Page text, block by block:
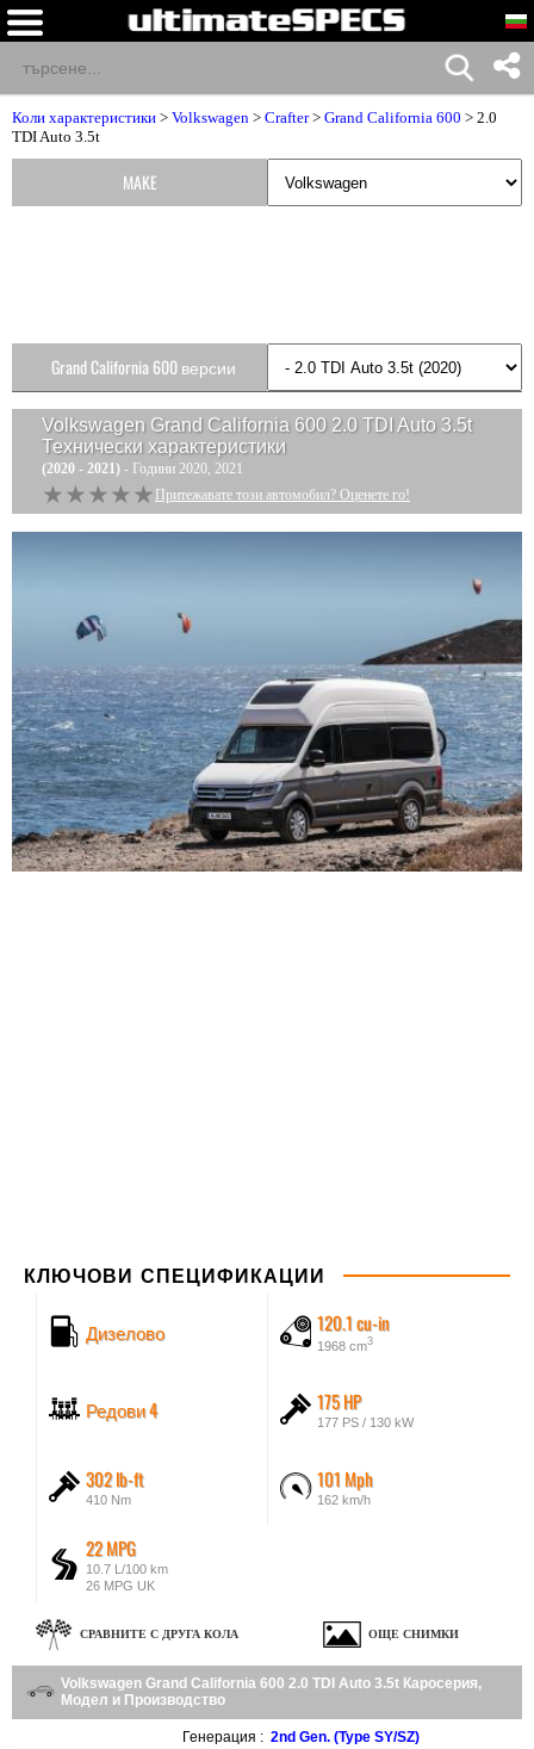
Коли характеристики > Volkswagen > Crafter> Grand California 600 > 2.0
TDI Auto 3.5t
Volkswagen Grand California 600 2.0 TDI Auto 3.5t
Технически характеристики
(2020 - 2021) - Години 2020, 2021
★★★★★
★★★★★ Притежавате този автомобил? Оценете го!
КЛЮЧОВИ СПЕЦИФИКАЦИИ
Дизелово 120.1 cu-in
1968 cm3
Редови 4 175 HP
177 PS / 130 kW
302 lb-ft
410 Nm
101 Mph
162 km/h
22 MPG
10.7 L/100 km
26 MPG UK
СРАВНИТЕ С ДРУГА КОЛА ОЩЕ СНИМКИ
Volkswagen Grand California 600 2.0 TDI Auto 3.5t Каросерия,
Модел и Производство
Генерация : 2nd Gen. (Type SY/SZ)
MAKE
Grand California 600 версии